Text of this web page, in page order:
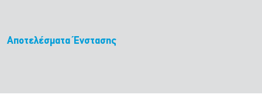
Αποτελέσματα Ένστασης